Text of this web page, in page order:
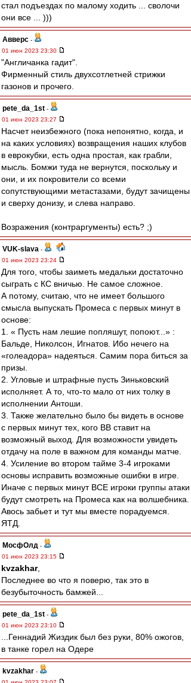
стал подъездах по малому ходить ... сволочи
они все ... )))
Авверс -
01 июн 2023 23:30
"Англичанка гадит".
Фирменный стиль двухсотлетней стрижки
газонов и прочего.
pete_da_1st -
01 июн 2023 23:27
Насчет неизбежного (пока непонятно, когда, и
на каких условиях) возвращения наших клубов
в еврокубки, есть одна простая, как грабли,
мысль. Бомжи туда не вернутся, поскольку и
они, и их покровители сo всеми
сопутствующими метастазами, будут зачищены
и сверху донизу, и слева направо.
Возражения (контраргументы) есть? ;)
VUK-slava -
01 июн 2023 23:24
Для того, чтобы заиметь медальки достаточно
сыграть с КС вничью. Не самое сложное.
А потому, считаю, что не имеет большого
смысла выпускать Промеса с первых минут в
основе:
1. « Пусть нам лешие попляшут, попоют...» :
Бальде, Николсон, Игнатов. Ибо нечего на
«голеадора» надеяться. Самим пора биться за
призы.
2. Угловые и штрафные пусть Зиньковский
исполняет. А то, что-то мало от них толку в
исполнении Антоши.
3. Также желательно было бы видеть в основе
с первых минут тех, кого ВВ ставит на
возможный выход. Для возможности увидеть
отдачу на поле в важном для команды матче.
4. Усиление во втором тайме 3-4 игроками
основы исправить возможные ошибки в игре.
Иначе с первых минут ВСЕ игроки группы атаки
будут смотреть на Промеса как на волшебника.
Авось забьет и тут мы вместе порадуемся.
ЯТД.
МосфОлд -
01 июн 2023 23:15
kvzakhar,
Последнее во что я поверю, так это в
безубыточность бамжей...
pete_da_1st -
01 июн 2023 23:10
...Геннадий Жиздик был без руки, 80% ожогов,
в танке горел на Одере
kvzakhar -